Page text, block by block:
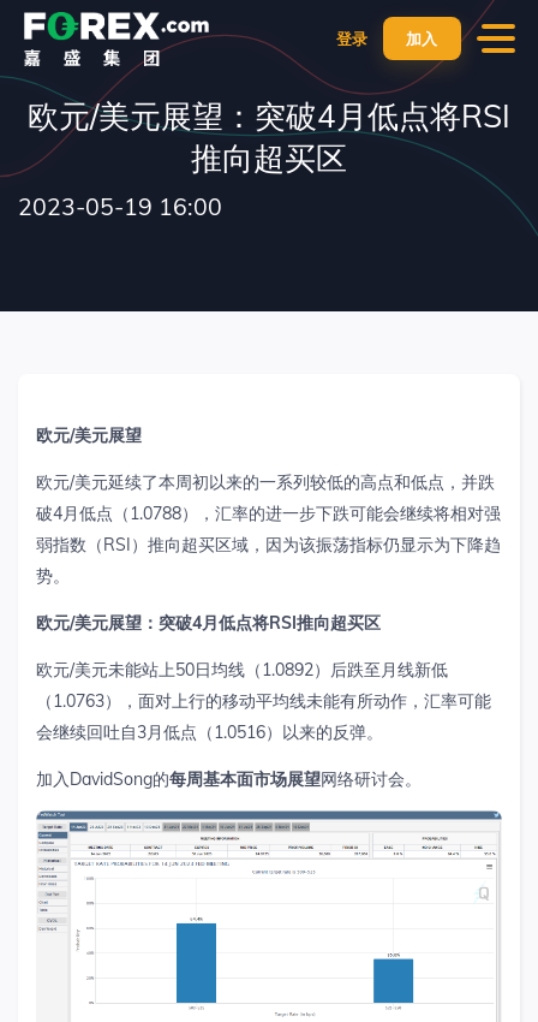
登录 加入
欧元/美元展望：突破4月低点将RSI
推向超买区
2023-05-19 16:00
欧元/美元展望
欧元/美元延续了本周初以来的一系列较低的高点和低点，并跌
破4月低点（ 1.0788），汇率的进一步下跌可能会继续将相对强
弱指数（RSI）推向超买区域，因为该振荡指标仍显示为下降趋
势。
欧元/美元展望：突破4月低点将RSI推向超买区
欧元/美元未能站上50日均线（ 1.0892）后跌至月线新低
（ 1.0763），面对上行的移动平均线未能有所动作，汇率可能
会继续回吐自3月低点（ 1.0516）以来的反弹。
加入 DavidSong的每周基本面市场展望网络研讨会。